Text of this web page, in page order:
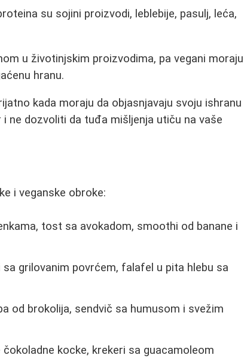
su sojini proizvodi, leblebije, pasulj, leća,
u životinjskim proizvodima, pa vegani moraju
hranu.
kada moraju da objasnjavaju svoju ishranu
ne dozvoliti da tuđa mišljenja utiču na vaše
i veganske obroke:
tost sa avokadom, smoothi od banane i
grilovanim povrćem, falafel u pita hlebu sa
od brokolija, sendvič sa humusom i svežim
kocke, krekeri sa guacamoleom